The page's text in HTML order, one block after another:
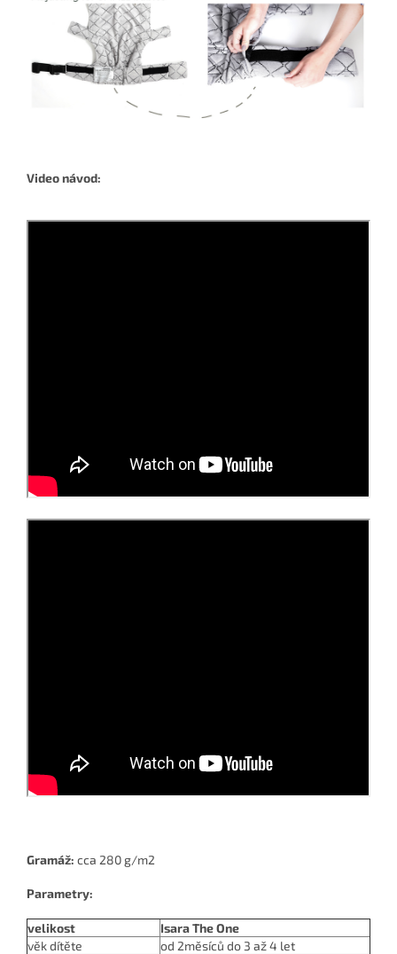
Video návod:
Gramáž: cca 280 g/m2
Parametry:
velikost
Isara The One
věk dítěte
od 2měsíců do 3 až 4 let